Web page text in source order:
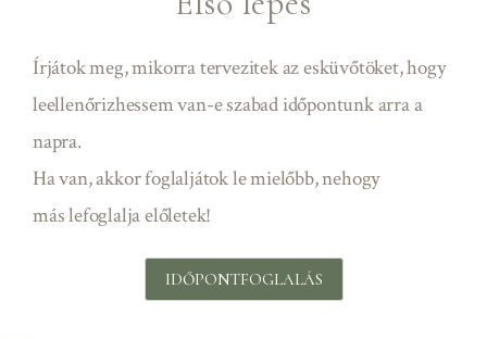
Írjátok meg, mikorra tervezitek az esküvőtöket, hogy
leellenőrizhessem van-e szabad időpontunk arra a
napra.
Ha van, akkor foglaljátok le mielőbb, nehogy
máslefoglalja előletek!
IDŐPONTFOGLALÁS